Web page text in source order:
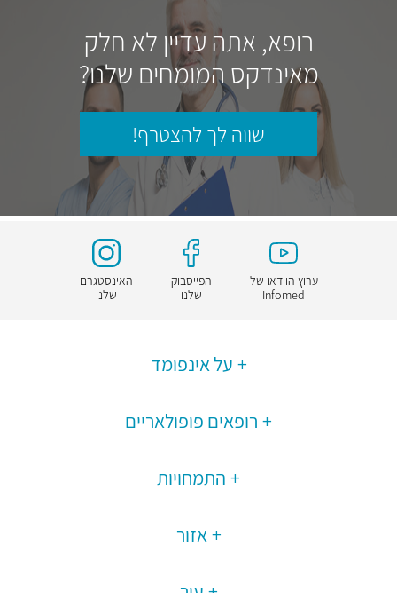
רופא, אתה עדיין לא חלק
מאינדקס המומחים שלנו?
שווה לך להצטרף!
ערוץ הוידאו של
Infomed
הפייסבוק
שלנו
האינסטגרם
שלנו
על אינפומד
רופאים פופולאריים
התמחויות
אזור